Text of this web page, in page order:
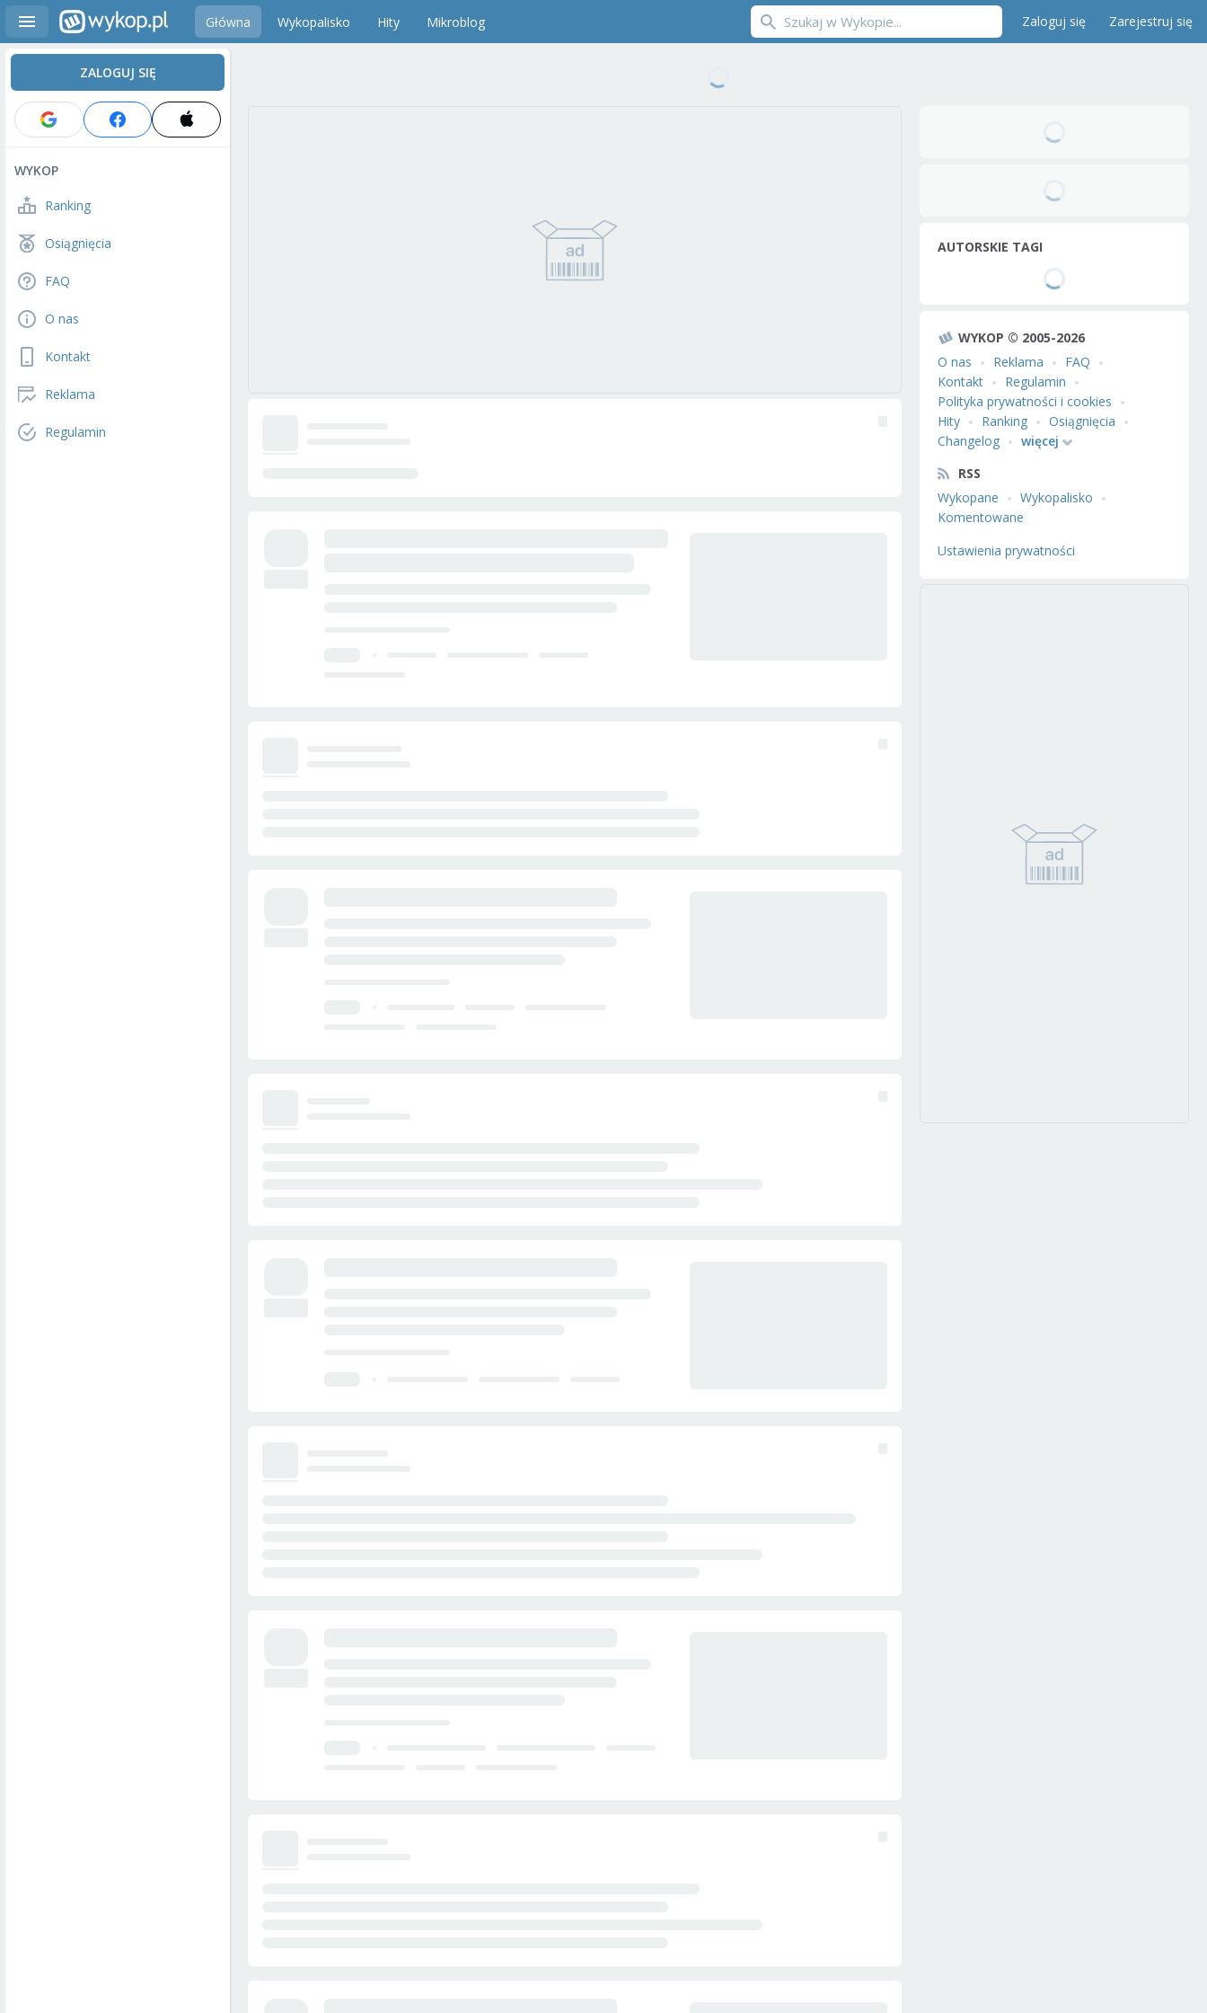
Główna Wykopalisko Hity Mikroblog Zaloguj się Zarejestruj się
ZALOGUJ SIĘ
WYKOP
Ranking
Osiągnięcia
FAQ
O nas
Kontakt
Reklama
Regulamin
AUTORSKIE TAGI
WYKOP © 2005-2026
O nas
Reklama
FAQ
Kontakt
Regulamin
Polityka prywatności i cookies
Hity
Ranking
Osiągnięcia
Changelog
więcej
RSS
Wykopane
Wykopalisko
Komentowane
Ustawienia prywatności